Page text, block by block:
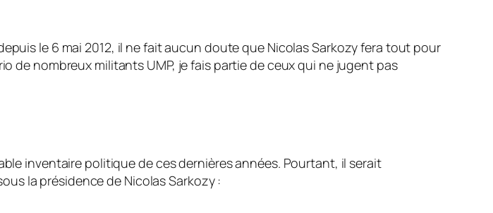
le 6 mai 2012, il ne fait aucun doute que Nicolas Sarkozy fera tout pour
de nombreux militants UMP, je fais partie de ceux qui ne jugent pas
inventaire politique de ces dernières années. Pourtant, il serait
la présidence de Nicolas Sarkozy :